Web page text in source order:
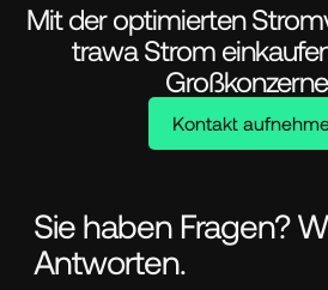
Mit der optimierten
trawa Strom
Kontakt
Sie haben Fragen?
Antworten.